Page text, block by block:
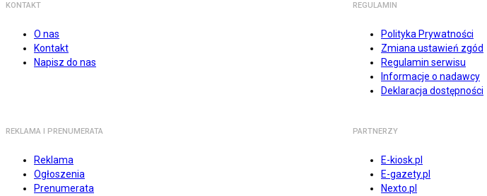
KONTAKT
O nas
Kontakt
Napisz do nas
REGULAMIN
Polityka Prywatności
Zmiana ustawień zgód
Regulamin serwisu
Informacje o nadawcy
Deklaracja dostępności
REKLAMA I PRENUMERATA
Reklama
Ogłoszenia
Prenumerata
PARTNERZY
E-kiosk.pl
E-gazety.pl
Nexto.pl